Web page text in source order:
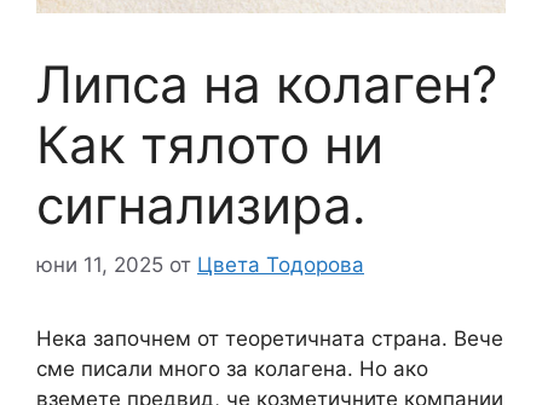
Липса на колаген?
Как тялото ни
сигнализира.
юни 11, 2025 от Цвета Тодорова
Нека започнем от теоретичната страна. Вече
сме писали много за колагена. Но ако
вземете предвид, че козметичните компании